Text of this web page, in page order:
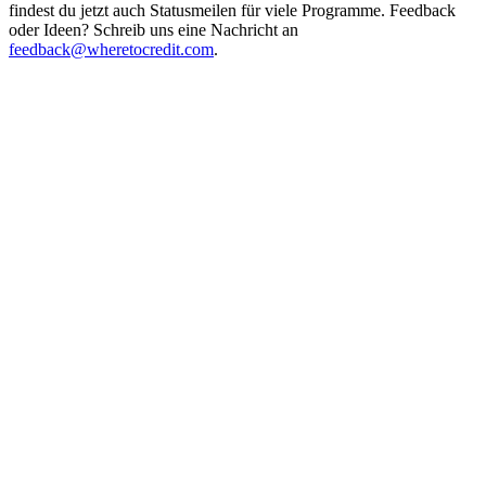
findest du jetzt auch Statusmeilen für viele Programme. Feedback
oder Ideen? Schreib uns eine Nachricht an
feedback@wheretocredit.com.